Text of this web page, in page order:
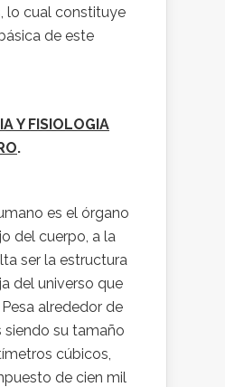
lo cual constituye
de este
Y FISIOLOGIA
.
es el órgano
del cuerpo, a la
ser la estructura
del universo que
alrededor de
siendo su tamaño
cúbicos,
de cien mil